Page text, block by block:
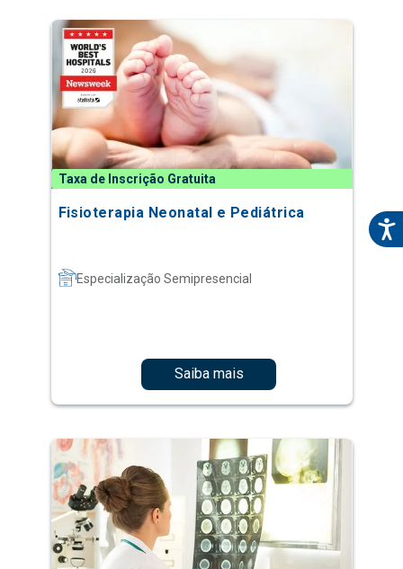
Taxa de Inscrição Gratuita
Fisioterapia Neonatal e Pediátrica
Especialização Semipresencial
Saiba mais